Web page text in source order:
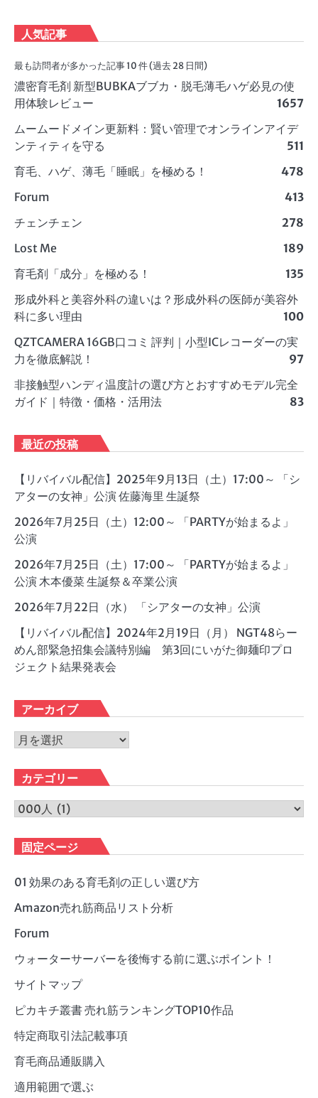
人気記事
最も訪問者が多かった記事 10 件 (過去 28 日間)
濃密育毛剤 新型BUBKAブブカ・脱毛薄毛ハゲ必見の使
用体験レビュー
1657
ムームードメイン更新料：賢い管理でオンラインアイデ
ンティティを守る
511
育毛、ハゲ、薄毛「睡眠」を極める！
478
Forum
413
チェンチェン
278
Lost Me
189
育毛剤「成分」を極める！
135
形成外科と美容外科の違いは？形成外科の医師が美容外
科に多い理由
100
QZTCAMERA 16GB口コミ 評判｜小型ICレコーダーの実
力を徹底解説！
97
非接触型ハンディ温度計の選び方とおすすめモデル完全
ガイド｜特徴・価格・活用法
83
最近の投稿
【リバイバル配信】2025年9月13日（土）17:00～ 「シ
アターの女神」公演 佐藤海里 生誕祭
2026年7月25日（土）12:00～ 「PARTYが始まるよ」
公演
2026年7月25日（土）17:00～ 「PARTYが始まるよ」
公演 木本優菜 生誕祭＆卒業公演
2026年7月22日（水） 「シアターの女神」公演
【リバイバル配信】2024年2月19日（月） NGT48らー
めん部緊急招集会議特別編 第3回にいがた御麺印プロ
ジェクト結果発表会
アーカイブ
ア
カ
イ
ブ
カテゴリー
カ
ゴ
リ
ー
固定ページ
01 効果のある育毛剤の正しい選び方
Amazon売れ筋商品リスト分析
Forum
ウォーターサーバーを後悔する前に選ぶポイント！
サイトマップ
ピカキチ叢書 売れ筋ランキングTOP10作品
特定商取引法記載事項
育毛商品通販購入
適用範囲で選ぶ